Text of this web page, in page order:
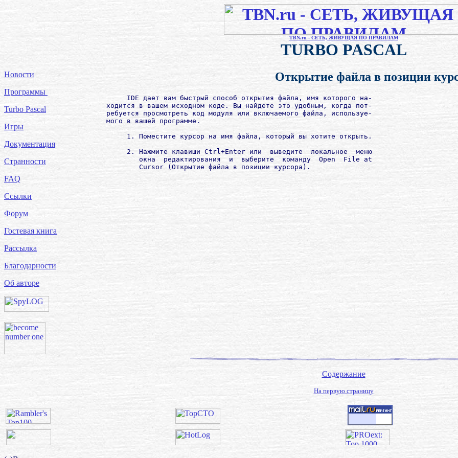
TBN.ru - СЕТЬ, ЖИВУЩАЯ ПО ПРАВИЛАМ
TURBO PASCAL
Новости
Программы
Turbo Pascal
Игры
Документация
Странности
FAQ
Ссылки
Форум
Гостевая книга
Рассылка
Благодарности
Об авторе
Открытие файла в позиции
             IDE дает вам быстрый способ открытия файла, имя которого на-
        ходится в вашем исходном коде. Вы найдете это удобным, когда пот-
        ребуется просмотреть код модуля или включаемого файла, используе-
        мого в вашей программе.
             1. Поместите курсор на имя файла, который вы хотите открыть.
             2. Нажмите клавиши Ctrl+Enter или  выведите  локальное  меню
                окна  редактирования  и  выберите  команду  Open  File at
                Cursor (Открытие файла в позиции курсора).
Содержание
На первую страницу